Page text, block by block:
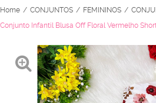
Home CONJUNTOS FEMININOS
Conjunto Infantil Blusa Off Floral Vermelho